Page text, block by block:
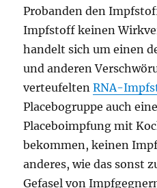
Probanden den
Impfstoff keinen
handelt sich um einen
und anderen
verteufeltenRNA-
Placebogruppe auch
Placeboimpfung mit
bekommen, keinen
anderes, wie das sonst
Gefasel von